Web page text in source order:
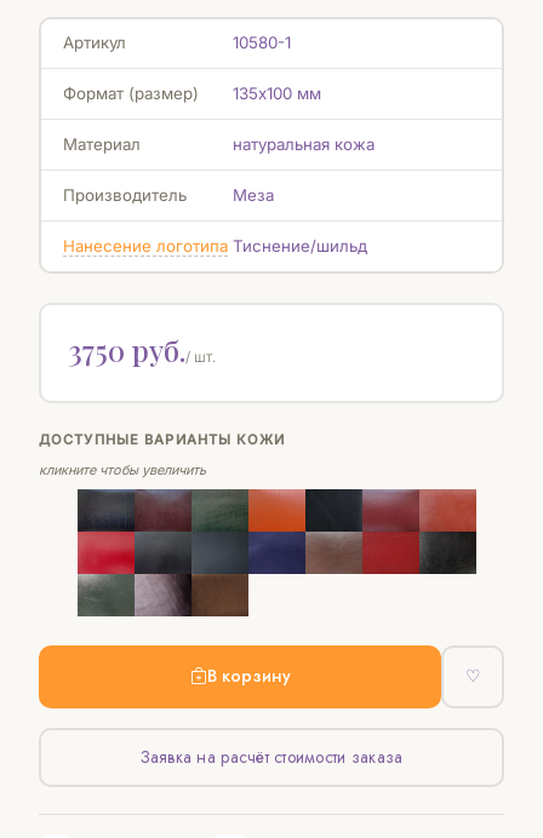
Артикул 10580-1
Формат (размер) 135х100 мм
Материал натуральная кожа
Производитель Меза
Нанесение логотипа Тиснение/шильд
3750 руб./ шт.
ДОСТУПНЫЕ ВАРИАНТЫ КОЖИ
кликните чтобы увеличить
В корзину ♡
Заявка на расчёт стоимости заказа